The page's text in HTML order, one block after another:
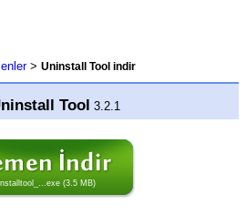
> Uninstall Tool indir
Tool 3.2.1
(3.5 MB)